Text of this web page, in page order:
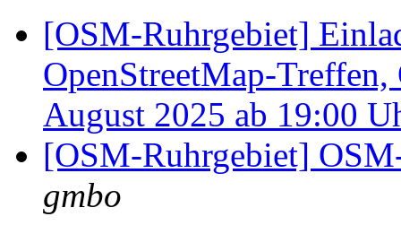
[OSM-Ruhrgebiet]
OpenStreetMap-
August 2025 ab 19:00
[OSM-Ruhrgebiet]
gmbo